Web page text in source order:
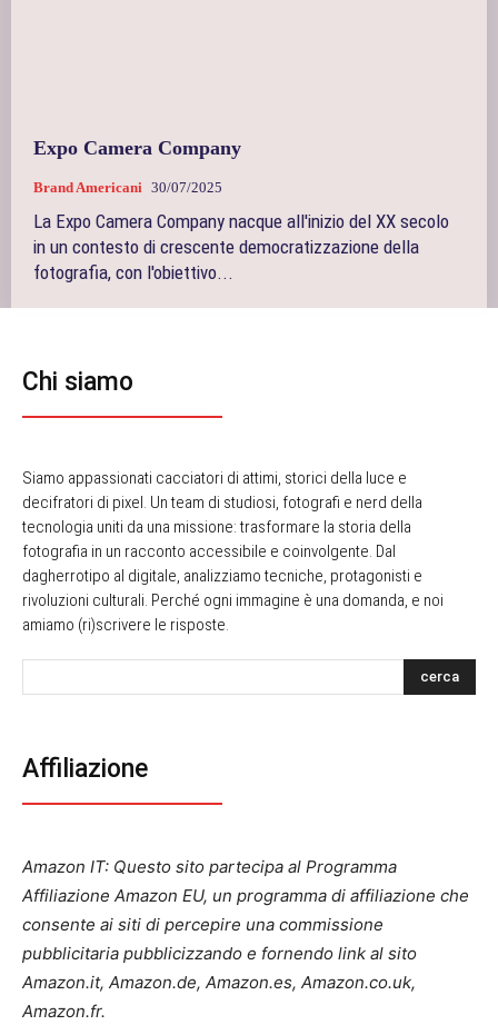
Expo Camera Company
Brand Americani 30/07/2025
La Expo Camera Company nacque all'inizio del XX secolo
in un contesto di crescente democratizzazione della
fotografia, con l'obiettivo...
Chi siamo
Siamo appassionati cacciatori di attimi, storici della luce e
decifratori di pixel. Un team di studiosi, fotografi e nerd della
tecnologia uniti da una missione: trasformare la storia della
fotografia in un racconto accessibile e coinvolgente. Dal
dagherrotipo al digitale, analizziamo tecniche, protagonisti e
rivoluzioni culturali. Perché ogni immagine è una domanda, e noi
amiamo (ri)scrivere le risposte.
cerca
Affiliazione
Amazon IT: Questo sito partecipa al Programma
Affiliazione Amazon EU, un programma di affiliazione che
consente ai siti di percepire una commissione
pubblicitaria pubblicizzando e fornendo link al sito
Amazon.it, Amazon.de, Amazon.es, Amazon.co.uk,
Amazon.fr.